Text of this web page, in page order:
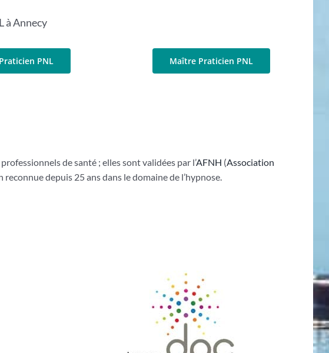
à Annecy
Praticien PNL Maître Praticien PNL
de santé ; elles sont validées par l’AFNH (Association
reconnue depuis 25 ans dans le domaine de l’hypnose.